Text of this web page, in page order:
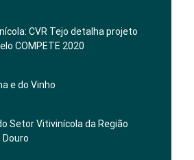
CVR Tejo detalha projeto
COMPETE 2020
e do Vinho
Setor Vitivinícola da Região